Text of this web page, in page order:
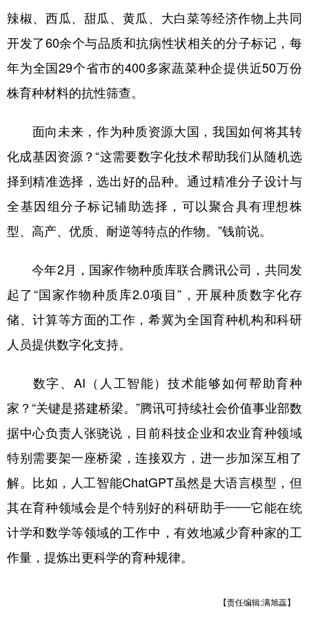
辣椒、西瓜、甜瓜、黄瓜、大白菜等经济作物上共同
开发了60余个与品质和抗病性状相关的分子标记，每
年为全国29个省市的400多家蔬菜种企提供近50万份
株育种材料的抗性筛查。
面向未来，作为种质资源大国，我国如何将其转
化成基因资源？“这需要数字化技术帮助我们从随机选
择到精准选择，选出好的品种。通过精准分子设计与
全基因组分子标记辅助选择，可以聚合具有理想株
型、高产、优质、耐逆等特点的作物。”钱前说。
今年2月，国家作物种质库联合腾讯公司，共同发
起了“国家作物种质库2.0项目”，开展种质数字化存
储、计算等方面的工作，希冀为全国育种机构和科研
人员提供数字化支持。
数字、AI（人工智能）技术能够如何帮助育种
家？“关键是搭建桥梁。”腾讯可持续社会价值事业部数
据中心负责人张骁说，目前科技企业和农业育种领域
特别需要架一座桥梁，连接双方，进一步加深互相了
解。比如，人工智能ChatGPT虽然是大语言模型，但
其在育种领域会是个特别好的科研助手——它能在统
计学和数学等领域的工作中，有效地减少育种家的工
作量，提炼出更科学的育种规律。
【责任编辑:满旭蕊】